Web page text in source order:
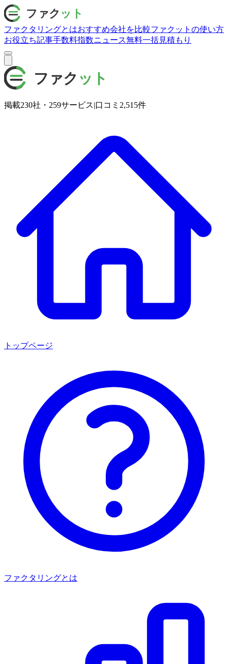
ファクタリングとはおすすめ会社を比較ファクットの使い方
お役立ち記事手数料指数ニュース無料一括見積もり
掲載230社・ 259サービス|口コミ 2,515件
トップページ
ファクタリングとは